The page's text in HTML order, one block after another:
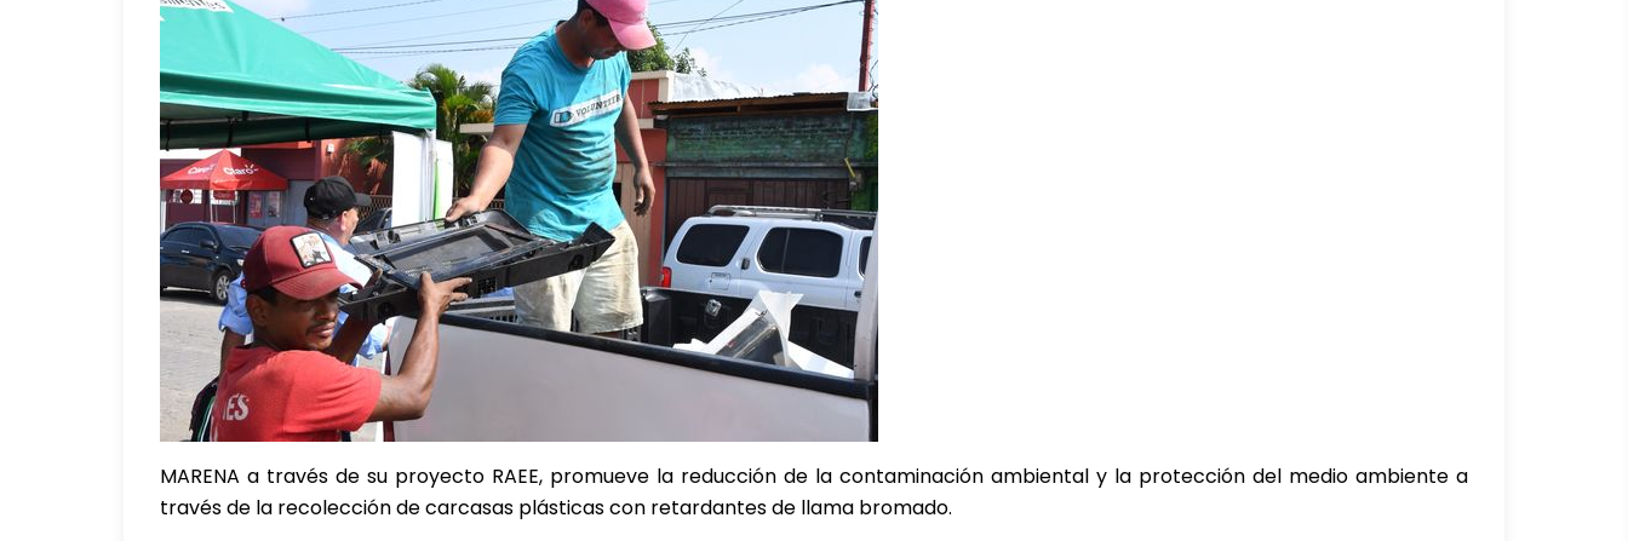
MARENA a través de su proyecto RAEE, promueve la reducción de la contaminación ambiental y la protección del medio ambiente a
través de la recolección de carcasas plásticas con retardantes de llama bromado.